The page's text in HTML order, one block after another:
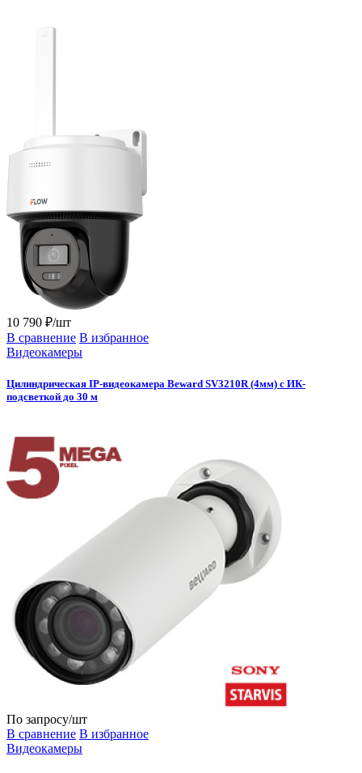
10 790 ₽/шт
В сравнение В избранное
Видеокамеры
Цилиндрическая IP-видеокамера Beward SV3210R (4мм) c ИК-
подсветкой до 30 м
По запросу/шт
В сравнение В избранное
Видеокамеры